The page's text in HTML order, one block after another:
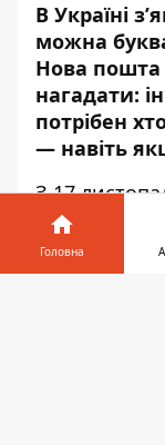
В Україні
можна
Нова пошта
нагадати:
потрібен
— навіть
З 17
клієнти
створений у
Головна